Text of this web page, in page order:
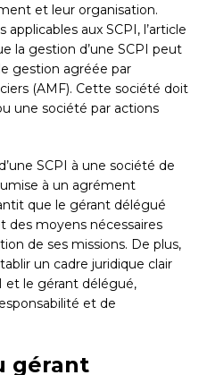
et leur organisation.
aux SCPI, l’article
la gestion d’une SCPI peut
gestion agréée par
(AMF). Cette société doit
une société par actions
SCPI à une société de
à un agrément
que le gérant délégué
des moyens nécessaires
de ses missions. De plus,
un cadre juridique clair
et le gérant délégué,
et de
gérant